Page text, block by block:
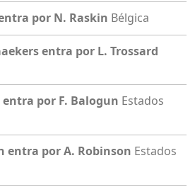
por N. Raskin Bélgica
entra por L. Trossard
por F. Balogun Estados
entra por A. Robinson Estados